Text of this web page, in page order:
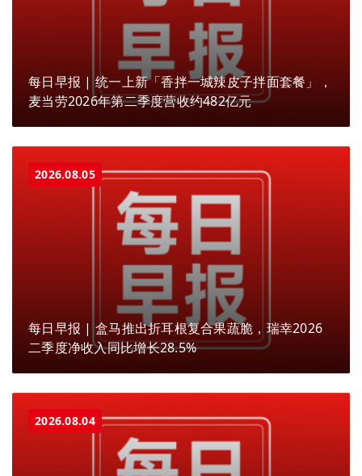
每日早报 | 统一上新「香拌一城辣皮子拌面套餐」，
麦当劳2026年第二季度营收约482亿元
2026.08.05
每日早报 | 盒马推出折耳根复合果蔬脆，瑞幸2026
二季度净收入同比增长28.5%
2026.08.04